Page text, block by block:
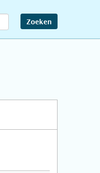
Zoeken